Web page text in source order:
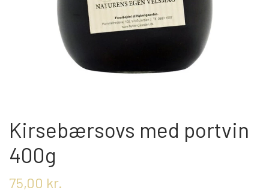
MARKEDER
ARRANGEMENTER
Kirsebærsovs med portvin
400g
75,00 kr.